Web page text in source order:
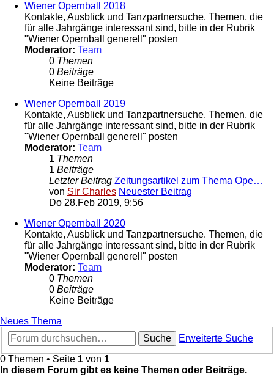
Wiener Opernball 2018
Kontakte, Ausblick und Tanzpartnersuche. Themen, die
für alle Jahrgänge interessant sind, bitte in der Rubrik
"Wiener Opernball generell" posten
Moderator: Team
0 Themen
0 Beiträge
Keine Beiträge
Wiener Opernball 2019
Kontakte, Ausblick und Tanzpartnersuche. Themen, die
für alle Jahrgänge interessant sind, bitte in der Rubrik
"Wiener Opernball generell" posten
Moderator: Team
1 Themen
1 Beiträge
Letzter Beitrag Zeitungsartikel zum Thema Ope…
von Sir Charles Neuester Beitrag
Do 28.Feb 2019, 9:56
Wiener Opernball 2020
Kontakte, Ausblick und Tanzpartnersuche. Themen, die
für alle Jahrgänge interessant sind, bitte in der Rubrik
"Wiener Opernball generell" posten
Moderator: Team
0 Themen
0 Beiträge
Keine Beiträge
Neues Thema
Suche
Erweiterte Suche
0 Themen • Seite 1 von 1
In diesem Forum gibt es keine Themen oder Beiträge.